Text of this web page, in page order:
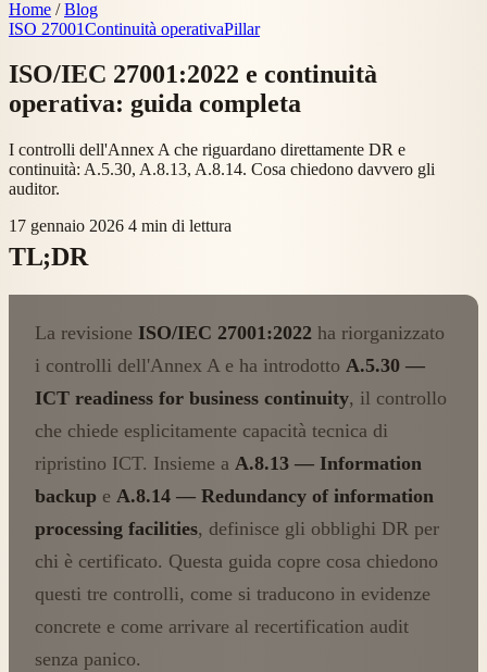
Home / Blog
ISO 27001Continuità operativaPillar
ISO/IEC 27001:2022 e continuità
operativa: guida completa
I controlli dell'Annex A che riguardano direttamente DR e
continuità: A.5.30, A.8.13, A.8.14. Cosa chiedono davvero gli
auditor.
17 gennaio 2026 4 min di lettura
TL;DR
La revisione ISO/IEC 27001:2022 ha riorganizzato
i controlli dell'Annex A e ha introdotto A.5.30 —
ICT readiness for business continuity, il controllo
che chiede esplicitamente capacità tecnica di
ripristino ICT. Insieme a A.8.13 — Information
backup e A.8.14 — Redundancy of information
processing facilities, definisce gli obblighi DR per
chi è certificato. Questa guida copre cosa chiedono
questi tre controlli, come si traducono in evidenze
concrete e come arrivare al recertification audit
senza panico.